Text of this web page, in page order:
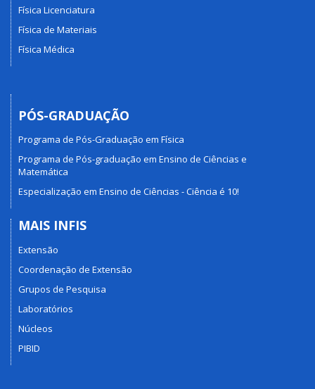
Física Licenciatura
Física de Materiais
Física Médica
PÓS-GRADUAÇÃO
Programa de Pós-Graduação em Física
Programa de Pós-graduação em Ensino de Ciências e
Matemática
Especialização em Ensino de Ciências - Ciência é 10!
MAIS INFIS
Extensão
Coordenação de Extensão
Grupos de Pesquisa
Laboratórios
Núcleos
PIBID